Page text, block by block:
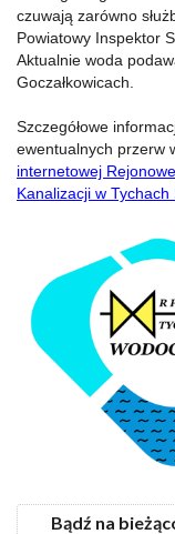
czuwają zarówno
Powiatowy Inspektor
Aktualnie woda
Goczałkowicach.
Szczegółowe
ewentualnych przerw
internetowej
Kanalizacji w Tychach
Bądź na